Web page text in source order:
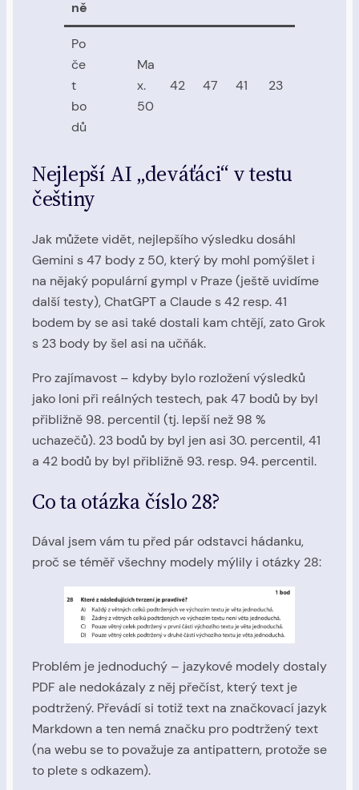
ně
Po
če
t
bo
dů
Ma
x.
50
42 47 41 23
Nejlepší AI „deváťáci“ v testu
češtiny
Jak můžete vidět, nejlepšího výsledku dosáhl
Gemini s 47 body z 50, který by mohl pomýšlet i
na nějaký populární gympl v Praze (ještě uvidíme
další testy), ChatGPT a Claude s 42 resp. 41
bodem by se asi také dostali kam chtějí, zato Grok
s 23 body by šel asi na učňák.
Pro zajímavost – kdyby bylo rozložení výsledků
jako loni při reálných testech, pak 47 bodů by byl
přibližně 98. percentil (tj. lepší než 98 %
uchazečů). 23 bodů by byl jen asi 30. percentil, 41
a 42 bodů by byl přibližně 93. resp. 94. percentil.
Co ta otázka číslo 28?
Dával jsem vám tu před pár odstavci hádanku,
proč se téměř všechny modely mýlily i otázky 28:
Problém je jednoduchý – jazykové modely dostaly
PDF ale nedokázaly z něj přečíst, který text je
podtržený. Převádí si totiž text na značkovací jazyk
Markdown a ten nemá značku pro podtržený text
(na webu se to považuje za antipattern, protože se
to plete s odkazem).